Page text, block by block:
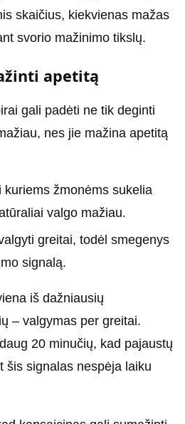
skaičius, kiekvienas mažas
svorio mažinimo tikslų.
apetitą
gali padėti ne tik deginti
nes jie mažina apetitą
kuriems žmonėms sukelia
valgo mažiau.
greitai, todėl smegenys
signalą.
iš dažniausių
– valgymas per greitai.
20 minučių, kad pajaustų
šis signalas nespėja laiku